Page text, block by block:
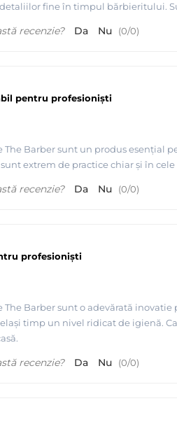
fine în timpul bărbieritului.
recenzie? Da Nu (0/0)
pentru profesioniști
The Barber sunt un produs esențial
extrem de practice chiar și în
recenzie?
Da Nu (0/0)
profesioniști
The Barber sunt o adevărată
timp un nivel ridicat de igienă.
recenzie? Da Nu (0/0)